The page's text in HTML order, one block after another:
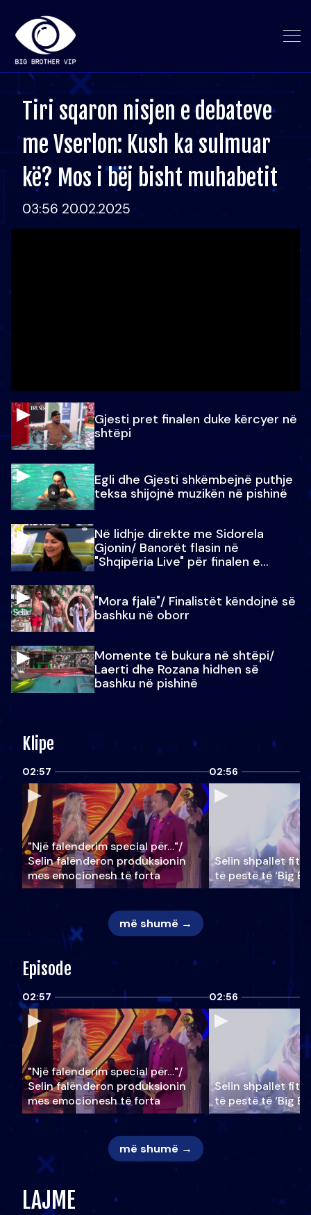
Tiri sqaron nisjen e debateve
me Vserlon: Kush ka sulmuar
kë? Mos i bëj bisht muhabetit
03:56 20.02.2025
Gjesti pret finalen duke kërcyer në
shtëpi
Egli dhe Gjesti shkëmbejnë puthje
teksa shijojnë muzikën në pishinë
Në lidhje direkte me Sidorela
Gjonin/ Banorët flasin në
"Shqipëria Live" për finalen e
"Mora fjalë"/ Finalistët këndojnë së
bashku në oborr
Momente të bukura në shtëpi/
Laerti dhe Rozana hidhen së
bashku në pishinë
Klipe
02:57
"Një falenderim special për…"/
Selin falënderon produksionin
mes emocionesh të forta
02:56
Selin shpallet
të pestë të ‘Big
më shumë →
Episode
02:57
"Një falenderim special për…"/
Selin falënderon produksionin
mes emocionesh të forta
02:56
Selin shpallet
të pestë të ‘Big
më shumë →
LAJME